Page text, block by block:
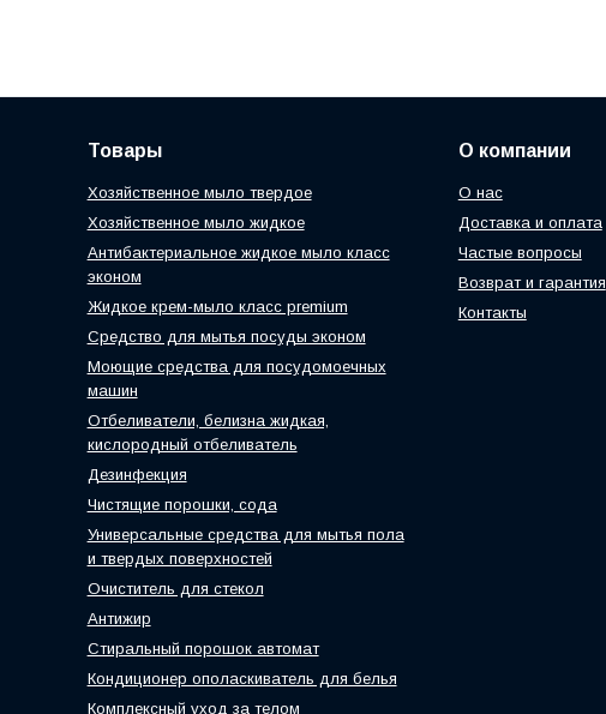
Товары
Хозяйственное мыло твердое
Хозяйственное мыло жидкое
Антибактериальное жидкое мыло класс
эконом
Жидкое крем-мыло класс premium
Средство для мытья посуды эконом
Моющие средства для посудомоечных
машин
Отбеливатели, белизна жидкая,
кислородный отбеливатель
Дезинфекция
Чистящие порошки, сода
Универсальные средства для мытья пола
и твердых поверхностей
Очиститель для стекол
Антижир
Стиральный порошок автомат
Кондиционер ополаскиватель для белья
Комплексный уход за телом
О компании
О нас
Доставка и оплата
Частые вопросы
Возврат и гарантия
Контакты